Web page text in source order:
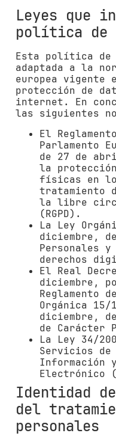
Leyes que
política de
Esta política de
adaptada a la
europea vigente
protección de
internet. En
las siguientes
El
Parlamento
de 27 de
la
físicas en
tratamiento
la libre
(RGPD).
La Ley
diciembre,
Personales
derechos
El Real
diciembre,
Reglamento
Orgánica 15/
diciembre,
de Carácter
La Ley 34/
Servicios
Información
Electrónico
Identidad
del
personales